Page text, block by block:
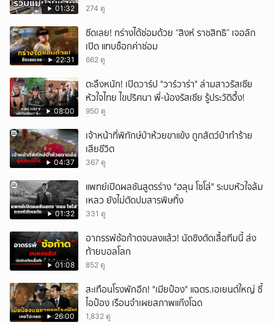
01:32
เสียหายกว่า 129 ล้านบาท
274 ดู
22:31
ซีดเลย! กร่างได้ซ่อมด้วย “สิงห์ ราชสิทธิ” เจอลัก
เปิด แทบช็อกค่าซ่อม
662 ดู
08:00
ตะลึงหนัก! เปิดวาร์ป "วาร์วาร่า" ล่ามสาวรัสเซีย
หัวใจไทย ไขปริศนา พี่-น้องรัสเซีย รู้ประวัติอึ้ง!
950 ดู
04:37
เจ้าหน้าที่พิทักษ์ป่าห้วยขาแข้ง ถูกสัตว์ป่าทำร้าย
เสียชีวิต
367 ดู
01:32
แพทย์เปิดผลชันสูตรร่าง "ฮลุน โซโล่" ระบบหัวใจล้ม
เหลว ยังไม่ตัดปมสารพิษทิ้ง
331 ดู
01:08
อาถรรพ์ซ้อก้าดจบลงแล้ว! นัดชิงตัดเสื้อทีมนี้ ส่ง
ท้ายบอลโลก
852 ดู
26:00
สะเทือนโรงพักอีก! "เมียป๋อง" แฉตร.เอเยนต์ใหญ่ ซี้
ไอป๋อง เรือนจำเผยสภาพแก๊งโฉด
1,832 ดู